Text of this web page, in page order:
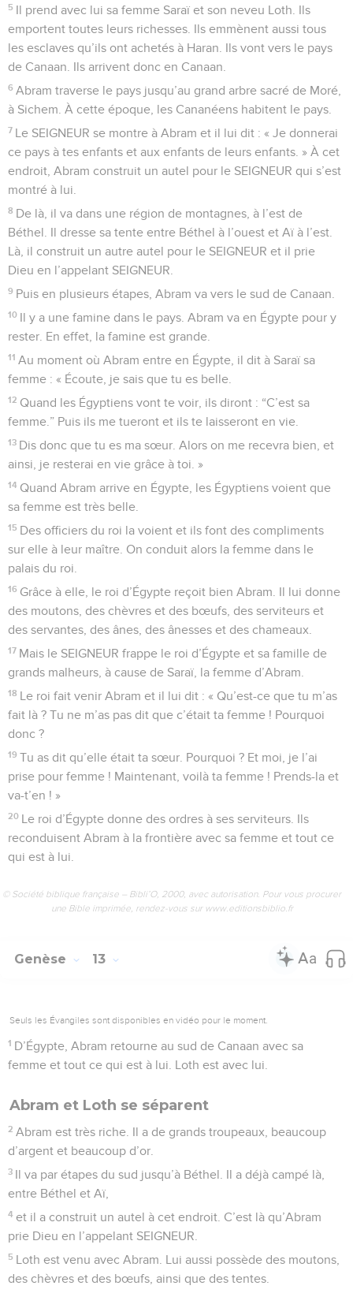
5 Il prend avec lui sa femme Saraï et son neveu Loth. Ils
emportent toutes leurs richesses. Ils emmènent aussi tous
les esclaves qu’ils ont achetés à Haran. Ils vont vers le pays
de Canaan. Ils arrivent donc en Canaan.
6 Abram traverse le pays jusqu’au grand arbre sacré de Moré,
à Sichem. À cette époque, les Cananéens habitent le pays.
7 Le SEIGNEUR se montre à Abram et il lui dit : « Je donnerai
ce pays à tes enfants et aux enfants de leurs enfants. » À cet
endroit, Abram construit un autel pour le SEIGNEUR qui s’est
montré à lui.
8 De là, il va dans une région de montagnes, à l’est de
Béthel. Il dresse sa tente entre Béthel à l’ouest et Aï à l’est.
Là, il construit un autre autel pour le SEIGNEUR et il prie
Dieu en l’appelant SEIGNEUR.
9 Puis en plusieurs étapes, Abram va vers le sud de Canaan.
10 Il y a une famine dans le pays. Abram va en Égypte pour y
rester. En effet, la famine est grande.
11 Au moment où Abram entre en Égypte, il dit à Saraï sa
femme : « Écoute, je sais que tu es belle.
12 Quand les Égyptiens vont te voir, ils diront : “C’est sa
femme.” Puis ils me tueront et ils te laisseront en vie.
13 Dis donc que tu es ma sœur. Alors on me recevra bien, et
ainsi, je resterai en vie grâce à toi. »
14 Quand Abram arrive en Égypte, les Égyptiens voient que
sa femme est très belle.
15 Des officiers du roi la voient et ils font des compliments
sur elle à leur maître. On conduit alors la femme dans le
palais du roi.
16 Grâce à elle, le roi d’Égypte reçoit bien Abram. Il lui donne
des moutons, des chèvres et des bœufs, des serviteurs et
des servantes, des ânes, des ânesses et des chameaux.
17 Mais le SEIGNEUR frappe le roi d’Égypte et sa famille de
grands malheurs, à cause de Saraï, la femme d’Abram.
18 Le roi fait venir Abram et il lui dit : « Qu’est-ce que tu m’as
fait là ? Tu ne m’as pas dit que c’était ta femme ! Pourquoi
donc ?
19 Tu as dit qu’elle était ta sœur. Pourquoi ? Et moi, je l’ai
prise pour femme ! Maintenant, voilà ta femme ! Prends-la et
va-t’en ! »
20 Le roi d’Égypte donne des ordres à ses serviteurs. Ils
reconduisent Abram à la frontière avec sa femme et tout ce
qui est à lui.
© Société biblique française – Bibli’O, 2000, avec autorisation. Pour vous procurer
une Bible imprimée, rendez-vous sur www.editionsbiblio.fr
Genèse 13
Seuls les Évangiles sont disponibles en vidéo pour le moment.
1 D’Égypte, Abram retourne au sud de Canaan avec sa
femme et tout ce qui est à lui. Loth est avec lui.
Abram et Loth se séparent
2 Abram est très riche. Il a de grands troupeaux, beaucoup
d’argent et beaucoup d’or.
3 Il va par étapes du sud jusqu’à Béthel. Il a déjà campé là,
entre Béthel et Aï,
4 et il a construit un autel à cet endroit. C’est là qu’Abram
prie Dieu en l’appelant SEIGNEUR.
5 Loth est venu avec Abram. Lui aussi possède des moutons,
des chèvres et des bœufs, ainsi que des tentes.